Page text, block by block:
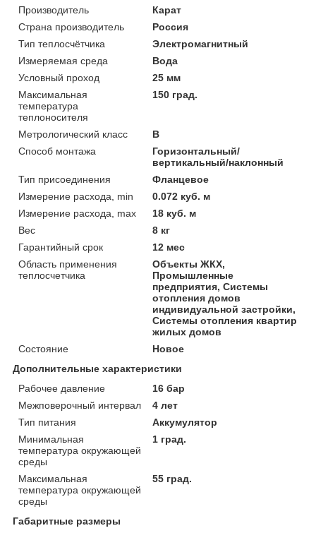
Производитель
Карат
Страна производитель
Россия
Тип теплосчётчика
Электромагнитный
Измеряемая среда
Вода
Условный проход
25 мм
Максимальная
температура
теплоносителя
150 град.
Метрологический класс
В
Способ монтажа
Горизонтальный/
вертикальный/наклонный
Тип присоединения
Фланцевое
Измерение расхода, min
0.072 куб. м
Измерение расхода, max
18 куб. м
Вес
8 кг
Гарантийный срок
12 мес
Область применения
теплосчетчика
Объекты ЖКХ,
Промышленные
предприятия, Системы
отопления домов
индивидуальной застройки,
Системы отопления квартир
жилых домов
Состояние
Новое
Дополнительные характеристики
Рабочее давление
16 бар
Межповерочный интервал
4 лет
Тип питания
Аккумулятор
Минимальная
температура окружающей
среды
1 град.
Максимальная
температура окружающей
среды
55 град.
Габаритные размеры